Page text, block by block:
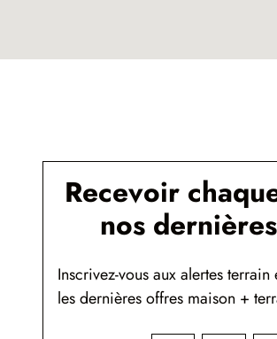
Recevoir
nos
Inscrivez-vous aux alertes
les dernières offres maison +